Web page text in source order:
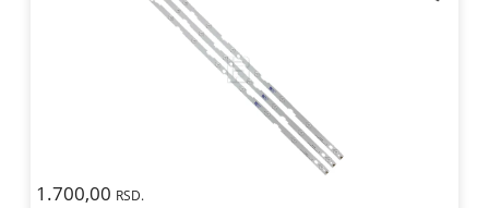
1.700,00 RSD.